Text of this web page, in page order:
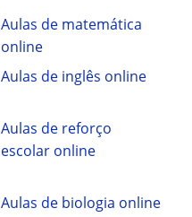
Aulas de matemática
online
Aulas de inglês online
Aulas de reforço
escolar online
Aulas de biologia online